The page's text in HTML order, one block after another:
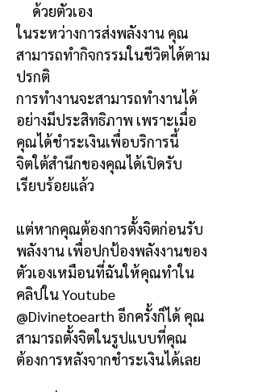
ด้วยตัวเอง
ในระหว่างการส่งพลังงาน คุณ
สามารถทำกิจกรรมในชีวิตได้ตาม
ปรกติ
การทำงานจะสามารถทำงานได้
อย่างมีประสิทธิภาพ เพราะเมื่อ
คุณได้ชำระเงินเพื่อบริการนี้
จิตใต้สำนึกของคุณได้เปิดรับ
เรียบร้อยแล้ว
แต่หากคุณต้องการตั้งจิตก่อนรับ
พลังงาน เพื่อปกป้องพลังงานของ
ตัวเองเหมือนที่ฉันให้คุณทำใน
คลิปในYoutube
@Divinetoearth อีกครั้งก็ได้ คุณ
สามารถตั้งจิตในรูปแบบที่คุณ
ต้องการหลังจากชำระเงินได้เลย